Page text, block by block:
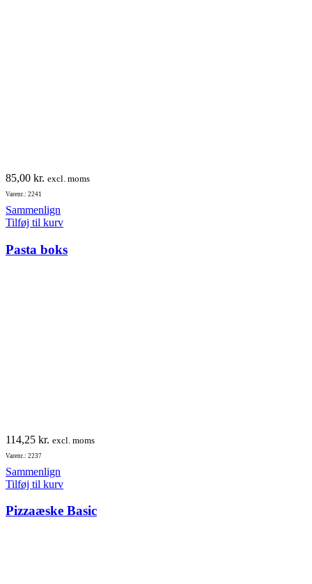
85,00 kr. excl. moms
Varenr.: 2241
Sammenlign
Tilføj til kurv
Pasta boks
114,25 kr. excl. moms
Varenr.: 2237
Sammenlign
Tilføj til kurv
Pizzaæske Basic